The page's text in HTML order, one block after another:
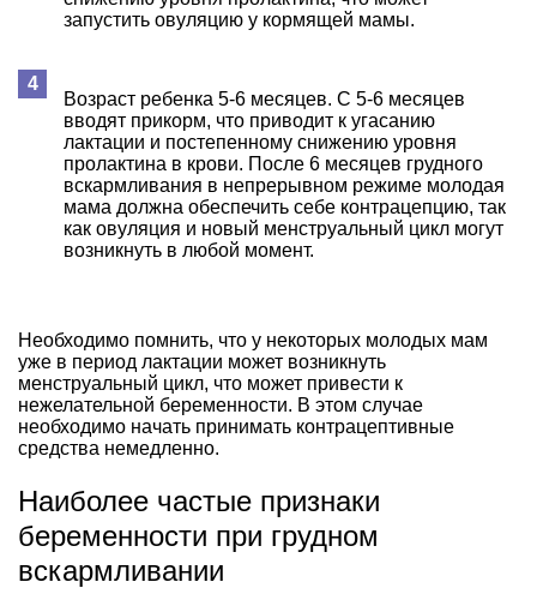
запустить овуляцию у кормящей мамы.
Возраст ребенка 5-6 месяцев. С 5-6 месяцев
вводят прикорм, что приводит к угасанию
лактации и постепенному снижению уровня
пролактина в крови. После 6 месяцев грудного
вскармливания в непрерывном режиме молодая
мама должна обеспечить себе контрацепцию, так
как овуляция и новый менструальный цикл могут
возникнуть в любой момент.
Необходимо помнить, что у некоторых молодых мам
уже в период лактации может возникнуть
менструальный цикл, что может привести к
нежелательной беременности. В этом случае
необходимо начать принимать контрацептивные
средства немедленно.
Наиболее частые признаки
беременности при грудном
вскармливании